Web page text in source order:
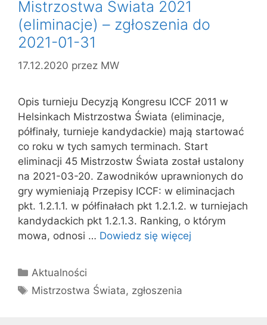
Mistrzostwa Świata 2021
(eliminacje) – zgłoszenia do
2021-01-31
17.12.2020 przez MW
Opis turnieju Decyzją Kongresu ICCF 2011 w
Helsinkach Mistrzostwa Świata (eliminacje,
półfinały, turnieje kandydackie) mają startować
co roku w tych samych terminach. Start
eliminacji 45 Mistrzostw Świata został ustalony
na 2021-03-20. Zawodników uprawnionych do
gry wymieniają Przepisy ICCF: w eliminacjach
pkt. 1.2.1.1. w półfinałach pkt 1.2.1.2. w turniejach
kandydackich pkt 1.2.1.3. Ranking, o którym
mowa, odnosi … Dowiedz się więcej
Kategorie
Aktualności
Tagi
Mistrzostwa Świata, zgłoszenia